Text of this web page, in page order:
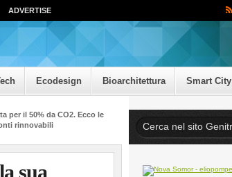
ADVERTISE
Ecodesign Bioarchitettura Smart City
per il 50% da CO2. Ecco le
rinnovabili
sua